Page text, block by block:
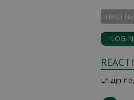
NWST
LOGIN
Er zijn